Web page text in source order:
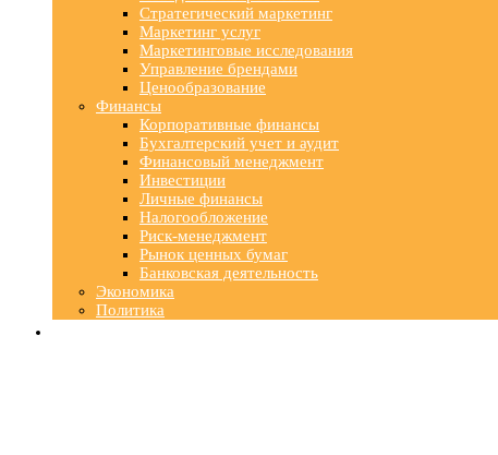
Стратегический маркетинг
Маркетинг услуг
Маркетинговые исследования
Управление брендами
Ценообразование
Финансы
Корпоративные финансы
Бухгалтерский учет и аудит
Финансовый менеджмент
Инвестиции
Личные финансы
Налогообложение
Риск-менеджмент
Рынок ценных бумаг
Банковская деятельность
Экономика
Политика